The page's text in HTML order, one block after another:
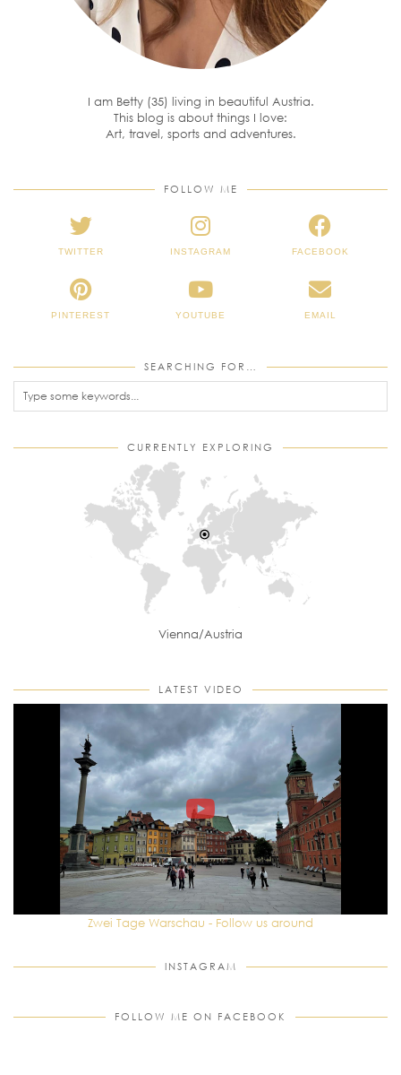
I am Betty (35) living in beautiful Austria.
This blog is about things I love:
Art, travel, sports and adventures.
FOLLOW ME
TWITTER INSTAGRAM FACEBOOK
PINTEREST YOUTUBE EMAIL
SEARCHING FOR…
CURRENTLY EXPLORING
Vienna/Austria
LATEST VIDEO
Zwei Tage Warschau - Follow us around
INSTAGRAM
FOLLOW ME ON FACEBOOK